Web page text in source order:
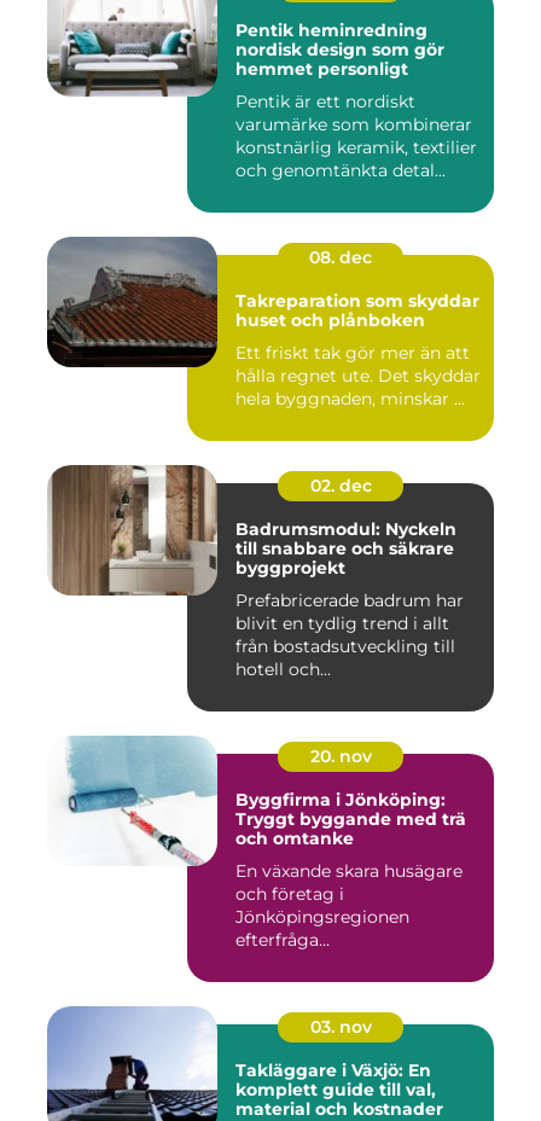
Pentik heminredning
nordisk design som gör
hemmet personligt
Pentik är ett nordiskt
varumärke som kombinerar
konstnärlig keramik, textilier
och genomtänkta detal...
08. dec
Takreparation som skyddar
huset och plånboken
Ett friskt tak gör mer än att
hålla regnet ute. Det skyddar
hela byggnaden, minskar ...
02. dec
Badrumsmodul: Nyckeln
till snabbare och säkrare
byggprojekt
Prefabricerade badrum har
blivit en tydlig trend i allt
från bostadsutveckling till
hotell och...
20. nov
Byggfirma i Jönköping:
Tryggt byggande med trä
och omtanke
En växande skara husägare
och företag i
Jönköpingsregionen
efterfråga...
03. nov
Takläggare i Växjö: En
komplett guide till val,
material och kostnader